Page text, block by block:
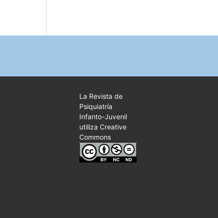
La Revista de
Psiquiatría
Infanto-Juvenil
utiliza Creative
Commons